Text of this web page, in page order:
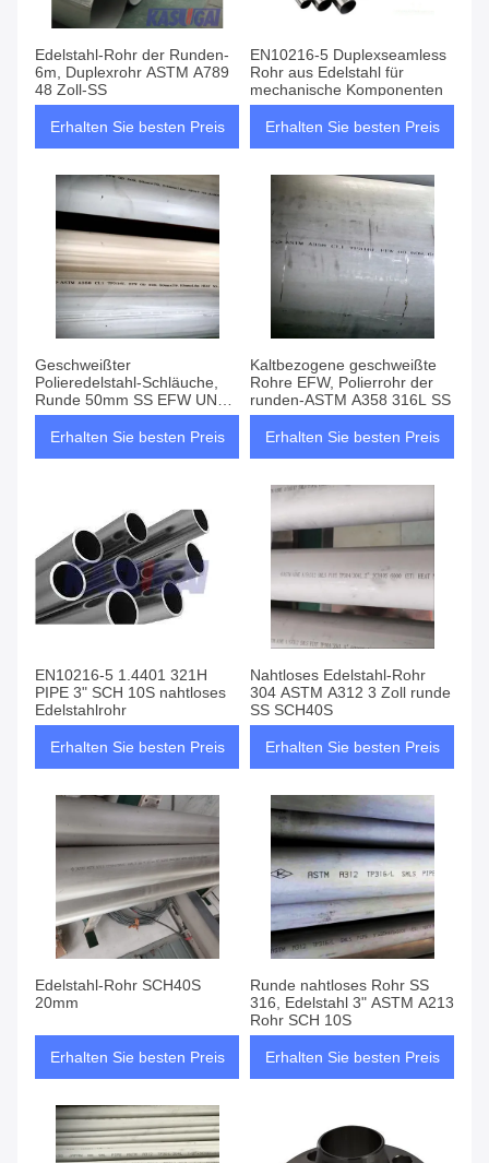
Edelstahl-Rohr der Runden-
6m, Duplexrohr ASTM A789
48 Zoll-SS
Erhalten Sie besten Preis
EN10216-5 Duplexseamless
Rohr aus Edelstahl für
mechanische Komponenten
Erhalten Sie besten Preis
Geschweißter
Polieredelstahl-Schläuche,
Runde 50mm SS EFW UNS
31803 leiten
Erhalten Sie besten Preis
Kaltbezogene geschweißte
Rohre EFW, Polierrohr der
runden-ASTM A358 316L SS
Erhalten Sie besten Preis
EN10216-5 1.4401 321H
PIPE 3" SCH 10S nahtloses
Edelstahlrohr
Erhalten Sie besten Preis
Nahtloses Edelstahl-Rohr
304 ASTM A312 3 Zoll runde
SS SCH40S
Erhalten Sie besten Preis
Edelstahl-Rohr SCH40S
20mm
Erhalten Sie besten Preis
Runde nahtloses Rohr SS
316, Edelstahl 3" ASTM A213
Rohr SCH 10S
Erhalten Sie besten Preis